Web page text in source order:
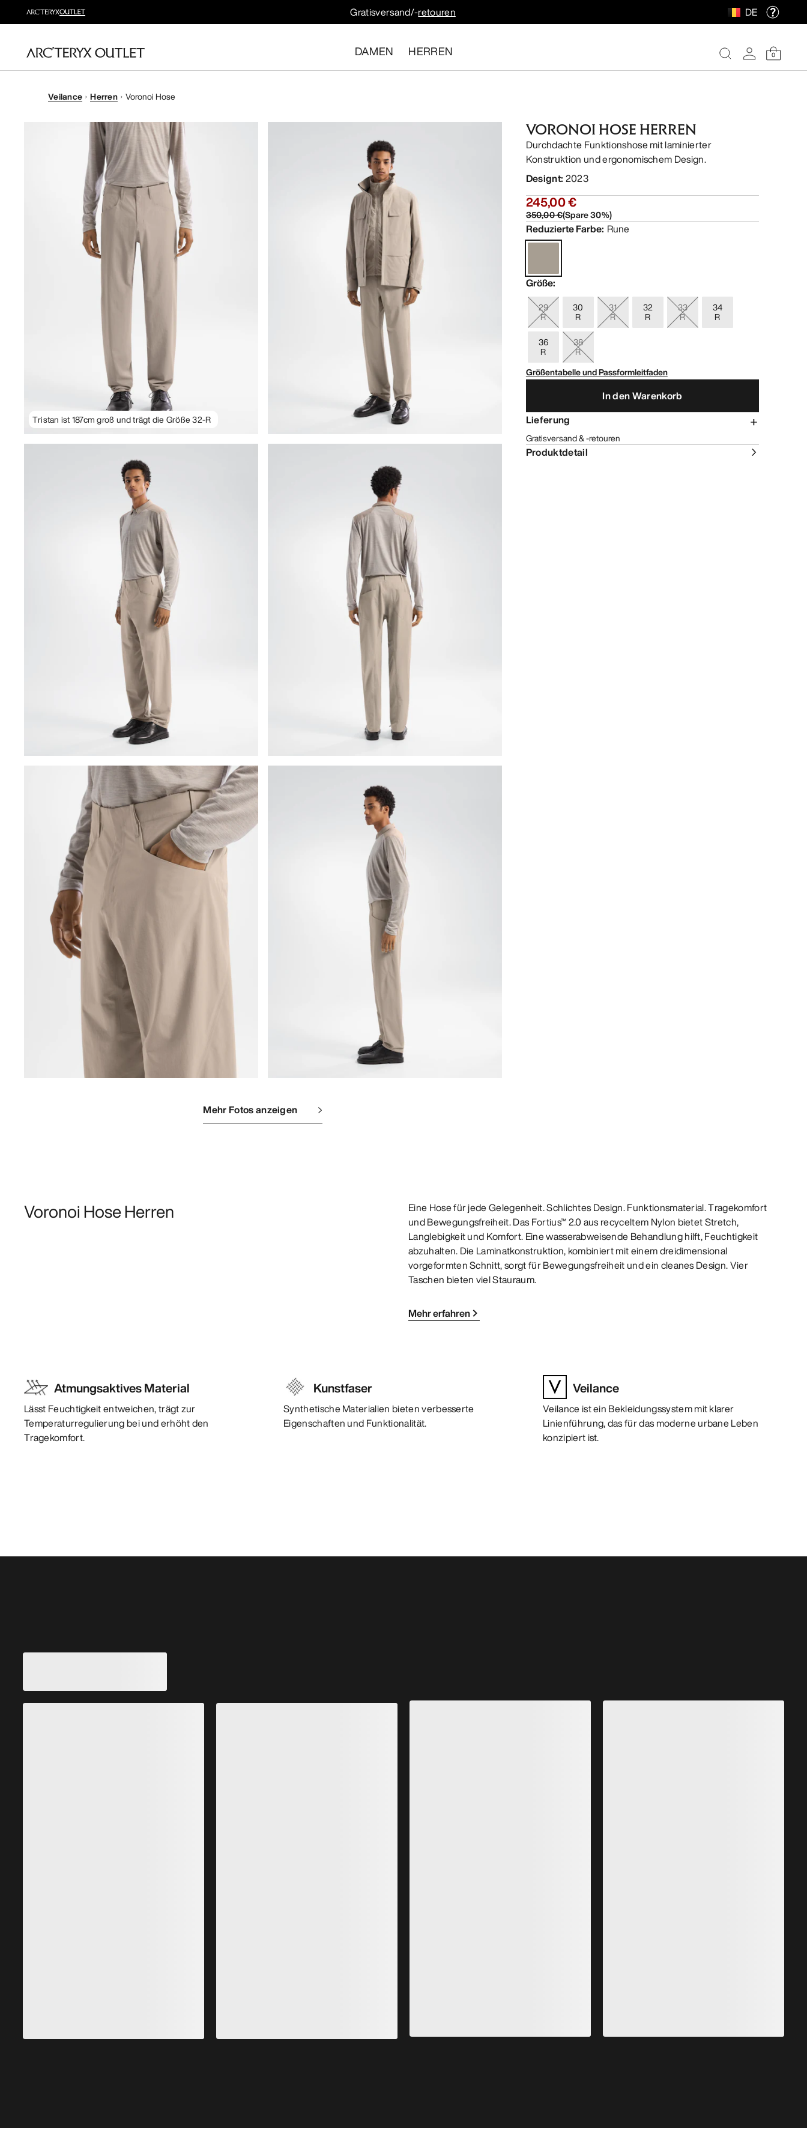
Gratisversand/-retouren DE
DAMEN HERREN 0
Veilance Herren Voronoi Hose
Tristan ist 187cm groß und trägt die Größe 32-R
Mehr Fotos anzeigen
VORONOI HOSE HERREN
Durchdachte Funktionshose mit laminierter
Konstruktion und ergonomischem Design.
Designt: 2023
245,00 €
350,00 €(Spare30%)
Reduzierte Farbe: Rune
Größe:
29
R
30
R
31
R
32
R
33
R
34
R
36
R
38
R
Größentabelle und Passformleitfaden
In den Warenkorb
Lieferung
Gratisversand & -retouren
Produktdetail
Voronoi Hose Herren
Eine Hose für jede Gelegenheit. Schlichtes Design. Funktionsmaterial. Tragekomfort
und Bewegungsfreiheit. Das Fortius™ 2.0 aus recyceltem Nylon bietet Stretch,
Langlebigkeit und Komfort. Eine wasserabweisende Behandlung hilft, Feuchtigkeit
abzuhalten. Die Laminatkonstruktion, kombiniert mit einem dreidimensional
vorgeformten Schnitt, sorgt für Bewegungsfreiheit und ein cleanes Design. Vier
Taschen bieten viel Stauraum.
Mehr erfahren
Atmungsaktives Material
Lässt Feuchtigkeit entweichen, trägt zur
Temperaturregulierung bei und erhöht den
Tragekomfort.
Kunstfaser
Synthetische Materialien bieten verbesserte
Eigenschaften und Funktionalität.
Veilance
Veilance ist ein Bekleidungssystem mit klarer
Linienführung, das für das moderne urbane Leben
konzipiert ist.